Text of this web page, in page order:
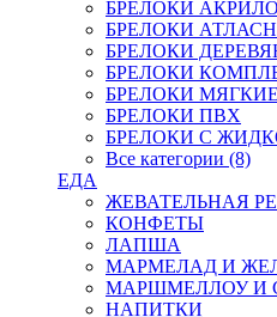
БРЕЛОКИ
БРЕЛОКИ
БРЕЛОКИ
БРЕЛОКИ
БРЕЛОКИ МЯГКИЕ
БРЕЛОКИ ПВХ
БРЕЛОКИ С
Все категории (8)
ЕДА
ЖЕВАТЕЛЬНАЯ
КОНФЕТЫ
ЛАПША
МАРМЕЛАД И
МАРШМЕЛЛОУ И
НАПИТКИ